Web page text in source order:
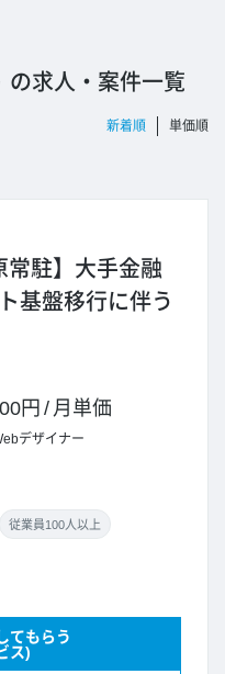
の求人・案件一覧
新着順 単価順
常駐】大手金融
基盤移行に伴う
円 / 月単価
デザイナー
従業員100人以上
てもらう
ス)